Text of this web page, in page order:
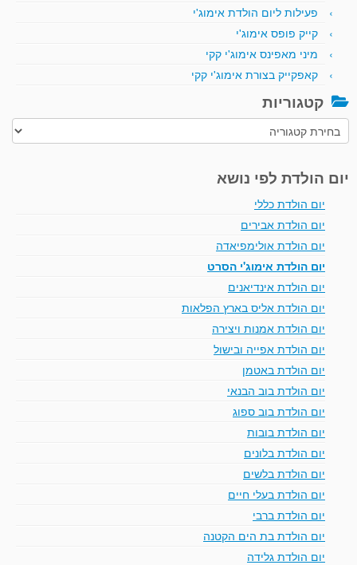
פעילות ליום הולדת אימוג'י
קייק פופס אימוג'י
מיני מאפינס אימוג'י קקי
קאפקייק בצורת אימוג'י קקי
קטגוריות
קטגוריות
יום הולדת לפי נושא
יום הולדת כללי
יום הולדת אבירים
יום הולדת אולימפיאדה
יום הולדת אימוג'י הסרט
יום הולדת אינדיאנים
יום הולדת אליס בארץ הפלאות
יום הולדת אמנות ויצירה
יום הולדת אפייה ובישול
יום הולדת באטמן
יום הולדת בוב הבנאי
יום הולדת בוב ספוג
יום הולדת בובות
יום הולדת בלונים
יום הולדת בלשים
יום הולדת בעלי חיים
יום הולדת ברבי
יום הולדת בת הים הקטנה
יום הולדת גלידה